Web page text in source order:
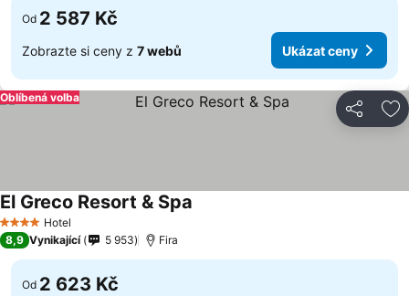
Od 2 587 Kč
Zobrazte si ceny z 7 webů Ukázat ceny
Sdílet
Oblíbená volba
4 Počet hvězdiček
Hotel
El Greco Resort & Spa
8,9 Vynikající 5 953 Fira
Od 2 623 Kč